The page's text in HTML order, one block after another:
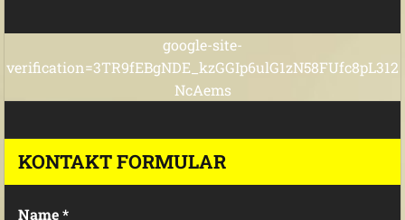
google-site-
verification=3TR9fEBgNDE_kzGGIp6ulG1zN58FUfc8pL312
NcAems
KONTAKT FORMULAR
Name *